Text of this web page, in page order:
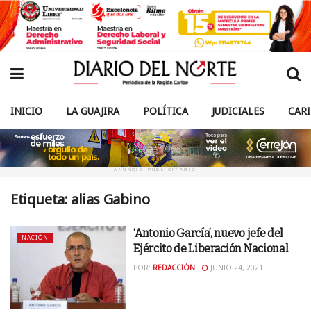
INICIO LA GUAJIRA POLÍTICA JUDICIALES
ANUNCIO PUBLICITARIO
Etiqueta: alias Gabino
NACIÓN
‘Antonio García’, nuevo jefe del
Ejército de Liberación Nacional
POR: REDACCIÓN JUNIO 24, 2021